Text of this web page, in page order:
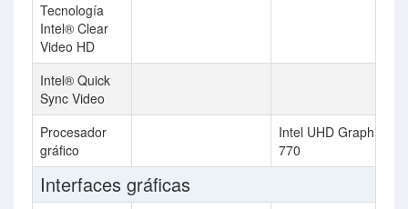
Tecnología
Intel® Clear
Video HD
Intel® Quick
Sync Video
Procesador
gráfico
Intel UHD Graphics
770
Interfaces gráficas